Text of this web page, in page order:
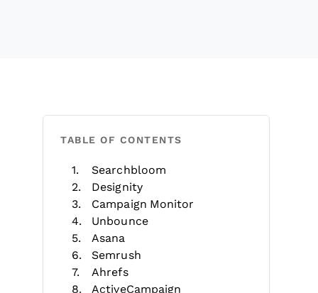
TABLE OF CONTENTS
Searchbloom
Designity
Campaign Monitor
Unbounce
Asana
Semrush
Ahrefs
ActiveCampaign